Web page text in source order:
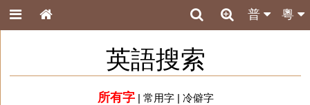
粵
普
英語搜索
所有字| 常用字| 冷僻字